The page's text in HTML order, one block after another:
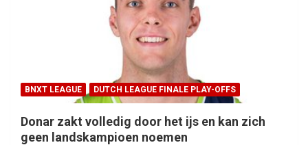
BNXT LEAGUE DUTCH LEAGUE FINALE PLAY-OFFS
Donar zakt volledig door het ijs en kan zich
geen landskampioen noemen